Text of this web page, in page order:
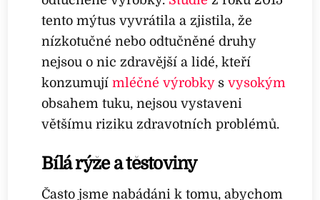
tento mýtus vyvrátila a zjistila, že
nízkotučné nebo odtučněné druhy
nejsou o nic zdravější a lidé, kteří
konzumujímléčné výrobkysvysokým
obsahem tuku, nejsou vystaveni
většímu riziku zdravotních problémů.
Bílá rýže a těstoviny
Často jsme nabádáni k tomu, abychom